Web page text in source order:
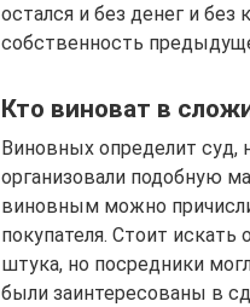
остался и без денег и
собственность
Кто виноват в
Виновных определит суд,
организовали подобную
виновным можно
покупателя. Стоит
штука, но посредники
были заинтересованы в